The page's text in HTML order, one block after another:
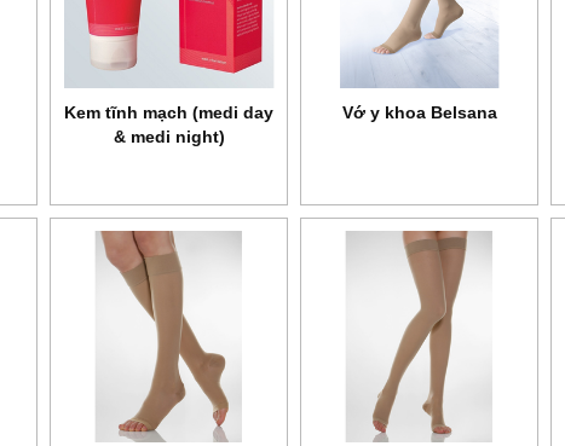
Kem tĩnh mạch (medi day
& medi night)
Vớ y khoa Belsana